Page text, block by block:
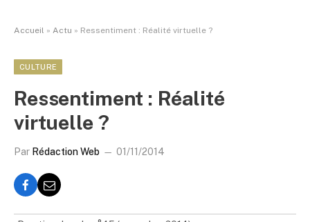
Accueil » Actu » Ressentiment : Réalité virtuelle ?
CULTURE
Ressentiment : Réalité
virtuelle ?
Par Rédaction Web 01/11/2014